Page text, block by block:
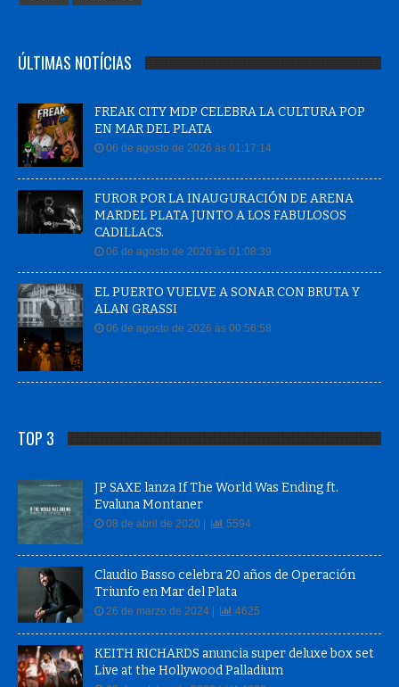
ÚLTIMAS NOTÍCIAS
FREAK CITY MDP CELEBRA LA CULTURA POP
EN MAR DEL PLATA
06 de agosto de 2026 às 01:17:14
FUROR POR LA INAUGURACIÓN DE ARENA
MARDEL PLATA JUNTO A LOS FABULOSOS
CADILLACS.
06 de agosto de 2026 às 01:08:39
EL PUERTO VUELVE A SONAR CON BRUTA Y
ALAN GRASSI
06 de agosto de 2026 às 00:56:58
TOP 3
JP SAXE lanza If The World Was Ending ft.
Evaluna Montaner
08 de abril de 2020 | 5594
Claudio Basso celebra 20 años de Operación
Triunfo en Mar del Plata
26 de marzo de 2024 | 4625
KEITH RICHARDS anuncia super deluxe box set
Live at the Hollywood Palladium